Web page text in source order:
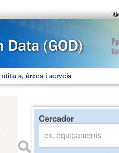
àrees i serveis
Cercador